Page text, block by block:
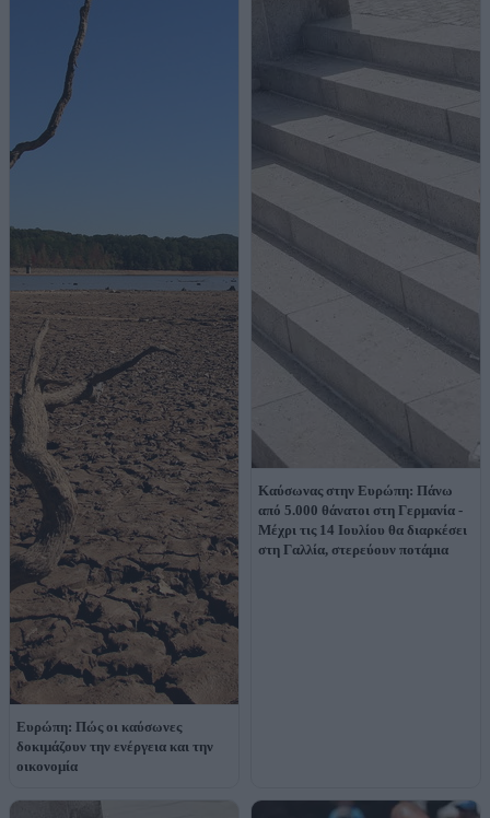
Ευρώπη: Πώς οι καύσωνες
δοκιμάζουν την ενέργεια και την
οικονομία
Καύσωνας στην Ευρώπη: Πάνω
από 5.000 θάνατοι στη Γερμανία -
Μέχρι τις 14 Ιουλίου θα διαρκέσει
στη Γαλλία, στερεύουν ποτάμια